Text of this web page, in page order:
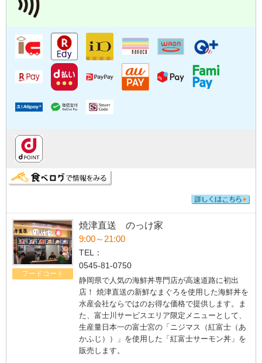
フードコート
焼津直送 のっけ家
9:00～21:00
TEL：
0545-81-0750
静岡県で人気の海鮮丼専門店が高速道路に初出
店！ 焼津直送の新鮮なまぐろを使用した海鮮丼を
水産会社ならではのお得な価格で提供します。ま
た、富士川サービスエリア限定メニューとして、
生産量日本一の富士宮の「ニジマス（紅富士（あ
かふじ））」を使用した「紅富士サーモン丼」を
販売します。